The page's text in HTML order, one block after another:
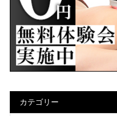
カテゴリー